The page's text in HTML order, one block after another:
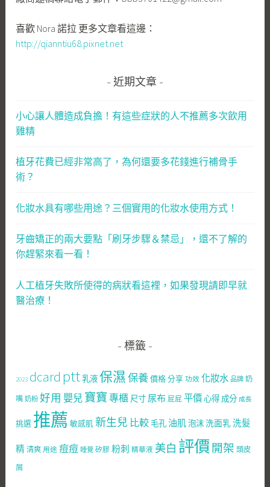
喜歡 Nora 諾拉 更多文章看這邊：
http://qianntiu68.pixnet.net
近期文章
小心讓人體造成負擔！有這些症狀的人不推薦多次飲用
雞精
植牙花費已經非常高了，為何還要多花錢進行補骨手
術？
化妝水具有哪些用途？三個實用的化妝水使用方式！
牙齒矯正的兩大要點「刷牙步驟＆禁忌」，還不了解的
你趕緊來看一看！
人工植牙失敗所使得的病狀看這裡，如果發現請即早就
醫治療！
標籤
2023 dcard ptt乳液保濕保養價格分享 功效 化妝水 品牌 奶
嘴 奶粉 好用 嬰兒 寶寶 專櫃 尺寸 尿布 屁屁 平價心得 成分 成長
挑選 推薦 敏感肌 新生兒 比較 毛孔油肌泡沫 洗面乳洗髮
精 清爽 用途 痘痘 睡覺 矽膠 粉刺 精華液 美白 評價 開架 頭皮
屑